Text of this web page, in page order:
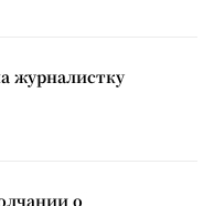
журналистку
о